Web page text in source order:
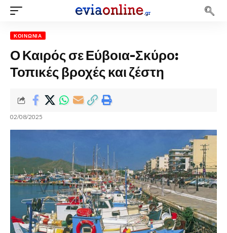
ΚΟΙΝΩΝΊΑ
Ο Καιρός σε Εύβοια-Σκύρο:
Τοπικές βροχές και ζέστη
02/08/2025